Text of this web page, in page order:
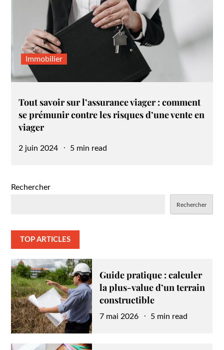
Immobilier
Tout savoir sur l’assurance viager : comment
se prémunir contre les risques d’une vente en
viager
Posted
2 juin 2024 5 min read
Rechercher
Rechercher
TOP ARTICLES
Guide pratique : calculer
la plus-value d’un terrain
constructible
Posted
7 mai 2026 5 min read